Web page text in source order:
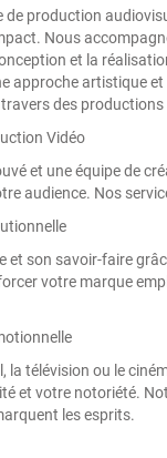
de production
Nous
et la
approche artistique
des
Vidéo
et une équipe de
audience. Nos
et son savoir-faire
votre marque
la télévision ou le
et votre notoriété.
les esprits.